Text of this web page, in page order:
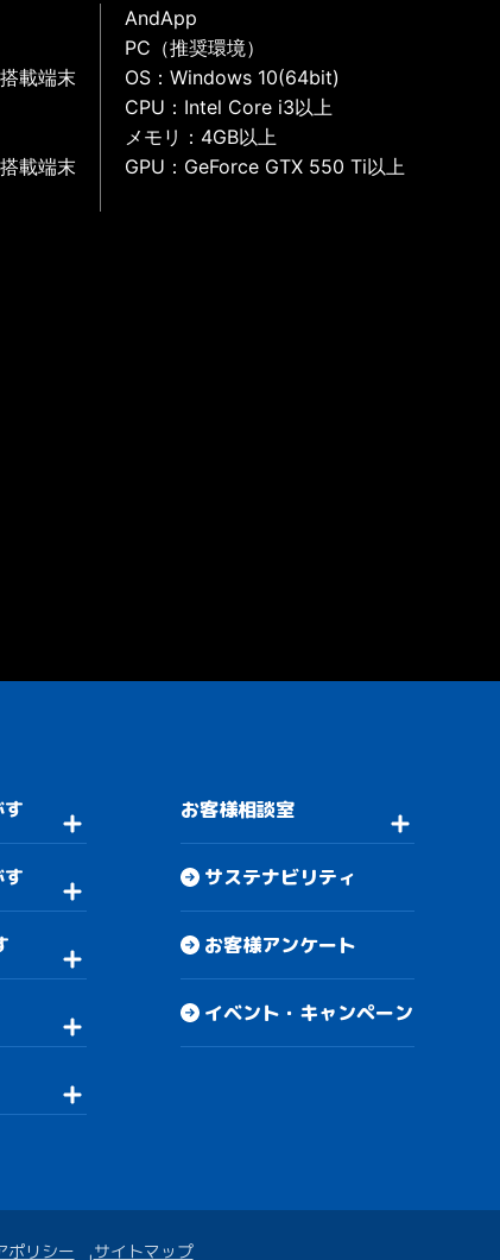
載端末
載端末
AndApp
PC（推奨環境）
OS：Windows 10(64bit)
CPU：Intel Core i3以上
メモリ：4GB以上
GPU：GeForce GTX 550 Ti以上
お客様相談室
サステナビリティ
お客様アンケート
イベント・キャンペーン
ポリシー サイトマップ